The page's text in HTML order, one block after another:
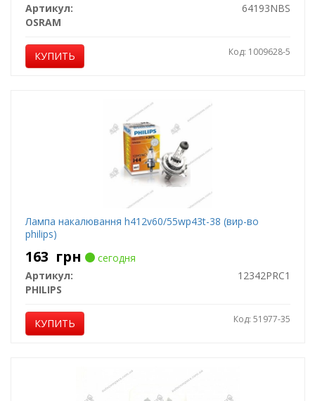
Артикул:
64193NBS
OSRAM
КУПИТЬ Код: 1009628-5
Лампа накалювання h412v60/55wp43t-38 (вир-во
philips)
163 грн
сегодня
Артикул:
12342PRC1
PHILIPS
КУПИТЬ Код: 51977-35